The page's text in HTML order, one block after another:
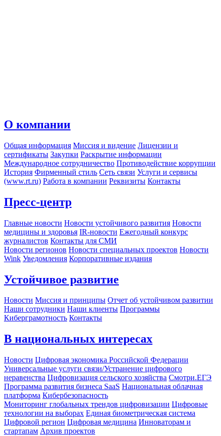
О компании
Общая информация Миссия и видение Лицензии и
сертификаты Закупки Раскрытие информации
Международное сотрудничество Противодействие коррупции
История Фирменный стиль Сеть связи Услуги и сервисы
(www.rt.ru) Работа в компании Реквизиты Контакты
Пресс-центр
Главные новости Новости устойчивого развития Новости
медицины и здоровья IR-новости Ежегодный конкурс
журналистов Контакты для СМИ
Новости регионов Новости специальных проектов Новости
Wink Уведомления Корпоративные издания
Устойчивое развитие
Новости Миссия и принципы Отчет об устойчивом развитии
Наши сотрудники Наши клиенты Программы
Киберграмотность Контакты
В национальных интересах
Новости Цифровая экономика Российской Федерации
Универсальные услуги связи/Устранение цифрового
неравенства Цифровизация сельского хозяйства Смотри.ЕГЭ
Программа развития бизнеса SaaS Национальная облачная
платформа Кибербезопасность
Мониторинг глобальных трендов цифровизации Цифровые
технологии на выборах Единая биометрическая система
Цифровой регион Цифровая медицина Инноваторам и
стартапам Архив проектов